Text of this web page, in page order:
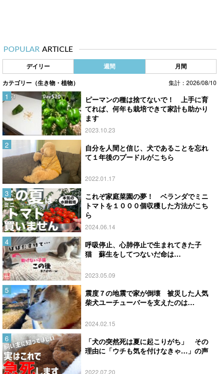
POPULAR ARTICLE
デイリー 週間 月間
カテゴリー（生き物・植物） 集計：2026/08/10
ピーマンの種は捨てないで！ 上手に育
てれば、何年も栽培できて家計も助かり
ます
2023.10.23
自分を人間と信じ、犬であることを忘れ
て１年後のプードルがこちら
2022.01.17
これぞ家庭菜園の夢！ ベランダでミニ
トマトを１０００個収穫した方法がこち
ら
2024.06.14
呼吸停止、心肺停止で生まれてきた子
猫 蘇生をしてつないだ命は…
2023.05.09
震度７の地震で家が倒壊 被災した人気
柴犬ユーチューバーを支えたのは…
2024.02.15
「犬の突然死は夏に起こりがち」 その
理由に「ウチも気を付けなきゃ…」の声
2022.07.20